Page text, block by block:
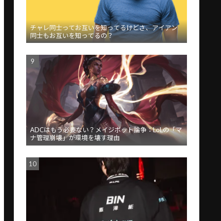
チャレ同士ってお互いを知ってるけどさ、アイアン
同士もお互いを知ってるの？
ADCはもう必要ない？メイジボット論争：LoLの「マ
ナ管理崩壊」が環境を壊す理由